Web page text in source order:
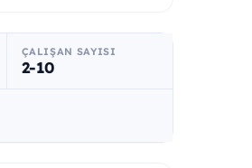
ÇALIŞAN SAYISI
2-10